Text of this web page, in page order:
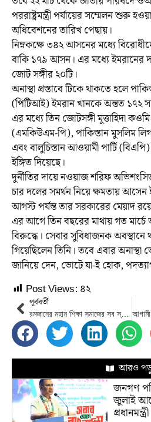
পররাষ্ট্রমন্ত্রী পর্যায়ের সম্মেলন শুরু
অধিবেশনের তারিখ পেছায়।
নিম্নকক্ষে ৩৪২ আসনের মধ্যে
বাকি ১৭৯ আসন। এর মধ্যে ইমরানের
জোট সঙ্গীর ২০টি।
অনাস্থা প্রস্তাবে টিকে থাকতে হলে
(পিটিআই) ইমরান খানকে অন্তত ১৭২
এর মধ্যে তিন জোটসঙ্গী মুত্তাহিদা
(এমকিউএম-পি), পাকিস্তান মুসলিম
এবং বালুচিস্তান আওয়ামী পার্টি
ইঙ্গিত দিয়েছে।
দুর্নীতির দায়ে নওয়াজ শরিফ
চার দলের সমর্থন নিয়ে ক্ষমতায়
আগস্ট পর্যন্ত তার সরকারের মেয়াদ
এর আগে তিন বছরের মাথায় গত মার্চে
বিরুদ্ধে। সেবার সুবিধাজনক
গিয়েছিলেন তিনি। তবে এবার
জানিয়ে দেন, ভোটে যা-ই হোক,
Post Views: ৪২
পূর্ববর্তী
আরও
জনগণ
জুলাই
প্রধানমন্ত্রী